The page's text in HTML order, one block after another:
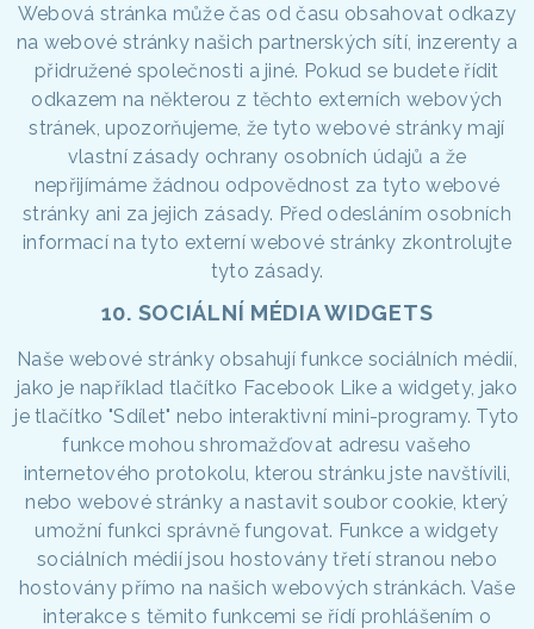
Webová stránka může čas od času obsahovat odkazy
na webové stránky našich partnerských sítí, inzerenty a
přidružené společnosti a jiné. Pokud se budete řídit
odkazem na některou z těchto externích webových
stránek, upozorňujeme, že tyto webové stránky mají
vlastní zásady ochrany osobních údajů a že
nepřijímáme žádnou odpovědnost za tyto webové
stránky ani za jejich zásady. Před odesláním osobních
informací na tyto externí webové stránky zkontrolujte
tyto zásady.
10. SOCIÁLNÍ MÉDIA WIDGETS
Naše webové stránky obsahují funkce sociálních médií,
jako je například tlačítko Facebook Like a widgety, jako
je tlačítko "Sdílet" nebo interaktivní mini-programy. Tyto
funkce mohou shromažďovat adresu vašeho
internetového protokolu, kterou stránku jste navštívili,
nebo webové stránky a nastavit soubor cookie, který
umožní funkci správně fungovat. Funkce a widgety
sociálních médií jsou hostovány třetí stranou nebo
hostovány přímo na našich webových stránkách. Vaše
interakce s těmito funkcemi se řídí prohlášením o